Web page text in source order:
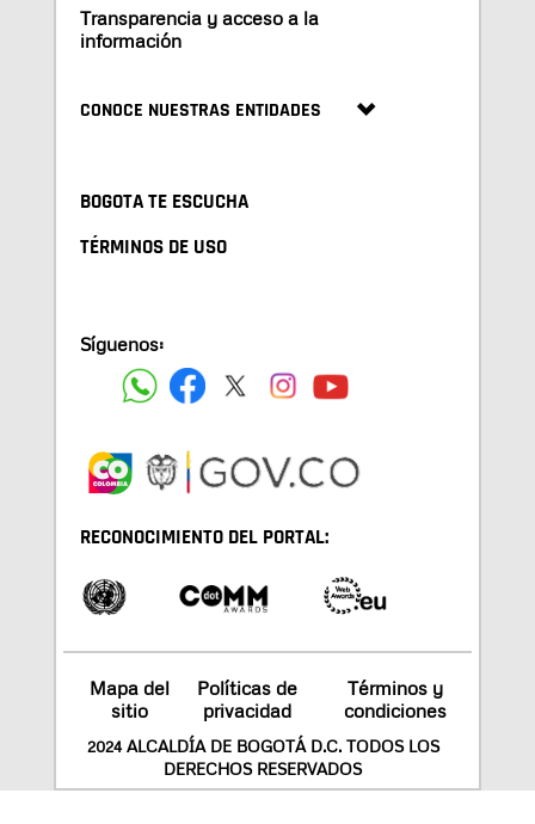
Transparencia y acceso a la
información
CONOCE NUESTRAS ENTIDADES
BOGOTA TE ESCUCHA
TÉRMINOS DE USO
Síguenos:
RECONOCIMIENTO DEL PORTAL:
Mapa del
sitio
Políticas de
privacidad
Términos y
condiciones
2024 ALCALDÍA DE BOGOTÁ D.C. TODOS LOS
DERECHOS RESERVADOS